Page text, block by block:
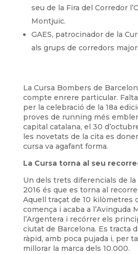
seu de la Fira del Corredor
Montjuic.
GAES, patrocinador de la
als grups de corredors
La Cursa Bombers de
compte enrere particular.
per la celebració de la 18a
proves de running més
capital catalana, el 30
les novetats de la cita es
cursa va agafant forma.
La Cursa torna al seu
Un dels trets diferencials de la
2016 és que es torna al
Aquell traçat de 10 kilòmetres
comença i acaba a l’Avinguda
l’Argentera i recórrer els
ciutat de Barcelona. Es tracta
ràpid, amb poca pujada i, per
millorar la marca dels 10.000.